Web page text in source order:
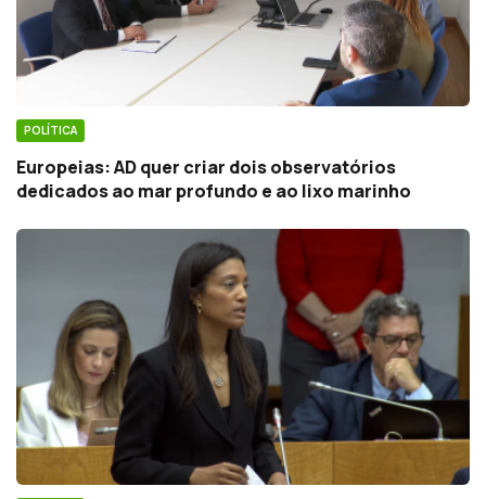
POLÍTICA
Europeias: AD quer criar dois observatórios
dedicados ao mar profundo e ao lixo marinho